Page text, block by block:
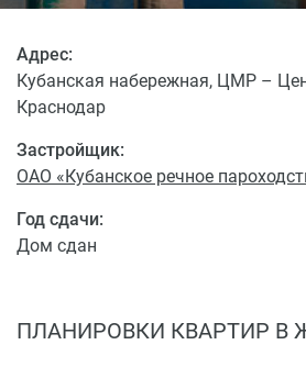
Застройщик:
ОАО «Кубанское речное
Адрес:
Кубанская набережная, ЦМР –
Краснодар
Год сдачи:
Дом сдан
ПЛАНИРОВКИ КВАРТИР В